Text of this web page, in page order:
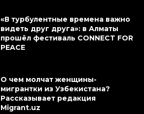
«В турбулентные времена важно
видеть друг друга»: в Алматы
прошёл фестиваль CONNECT FOR
PEACE
О чем молчат женщины-
мигрантки из Узбекистана?
Рассказывает редакция
Migrant.uz